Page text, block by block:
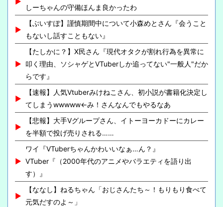
しーちゃんの守備ほんま良かったわ
【ぶいすぽ】謹慎期間中について小森めとさん『会うこと
もないし話すこともない』
【たしかに？】X民さん『現代オタクが割れ行為を異常に
叩く理由、ソシャゲとVTuberしか追ってない"一般人"だか
らです』
【速報】人気Vtuberみけねこさん、初小説が書籍化決定し
てしまうwwwww←み！さんなんでもやるなあ
【悲報】大手Vグループさん、イトーヨーカドーにカレー
を半額で投げ売りされる……
ワイ『VTuberちゃんかわいいなぁ…ん？』
VTuber『（2000年代のアニメやバラエティを語り出
す）』
【ななし】ねるちゃん「おじさんたち～！もりもり食べて
元気だすのよ～」